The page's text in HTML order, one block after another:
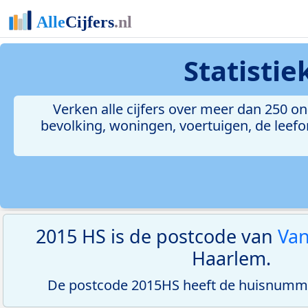
Verken alle cijfers over meer dan 250
bevolking, woningen, voertuigen, de
2015 HS is de postcode van
Haarlem.
De postcode 2015HS heeft de